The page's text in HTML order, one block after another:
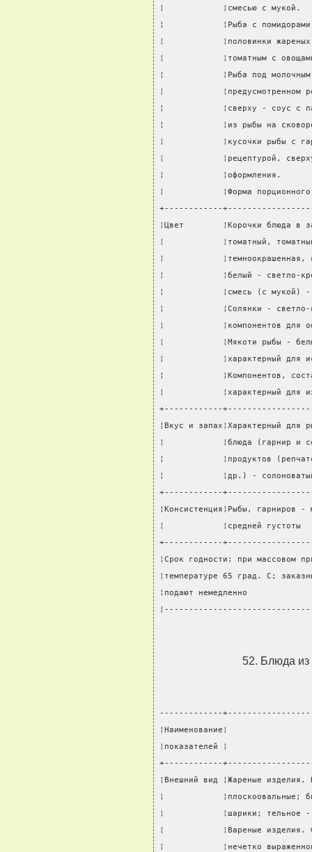
¦            ¦смесью с
¦            ¦Рыба с
¦            ¦половинки жареных
¦            ¦томатным с
¦            ¦Рыба под
¦            ¦предусмотренном
¦            ¦сверху - соус с
¦            ¦из рыбы на
¦            ¦кусочки рыбы с
¦            ¦рецептурой, сверху
¦
¦            ¦Форма
+------------
¦Цвет        ¦Корочки блюда в
¦            ¦томатный,
¦            ¦темноокрашенная,
¦            ¦белый - светло-
¦            ¦смесь (с мукой) -
¦            ¦Солянки - светло-
¦            ¦компонентов для
¦            ¦Мякоти рыбы -
¦            ¦характерный
¦            ¦Компонентов,
¦            ¦характерный
+------------
¦Вкус и запах¦Характерный для
¦            ¦блюда (гарнир и
¦            ¦продуктов
¦            ¦др.) -
+------------
¦Консистенция¦Рыбы, гарниров
¦            ¦средней
+------------
¦Срок годности: при массовом
¦температуре 65 град. C;
¦подают немедленно
52. Блюда из
-------------
¦Наименование¦
¦показателей ¦
+------------
¦Внешний вид ¦Жареные
¦            ¦плоскоовальные;
¦            ¦шарики; тельное
¦            ¦Вареные изделия.
¦            ¦нечетко